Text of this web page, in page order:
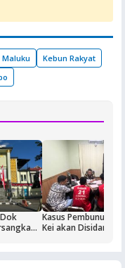
Kebun Rakyat
Kasus Pembunuhan
Kei akan